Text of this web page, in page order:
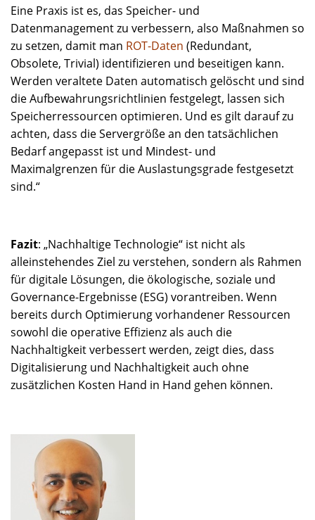
Eine Praxis ist es, das Speicher- und
Datenmanagement zu verbessern, also Maßnahmen so
zu setzen, damit man ROT-Daten (Redundant,
Obsolete, Trivial) identifizieren und beseitigen kann.
Werden veraltete Daten automatisch gelöscht und sind
die Aufbewahrungsrichtlinien festgelegt, lassen sich
Speicherressourcen optimieren. Und es gilt darauf zu
achten, dass die Servergröße an den tatsächlichen
Bedarf angepasst ist und Mindest- und
Maximalgrenzen für die Auslastungsgrade festgesetzt
sind.“
Fazit: „Nachhaltige Technologie“ ist nicht als
alleinstehendes Ziel zu verstehen, sondern als Rahmen
für digitale Lösungen, die ökologische, soziale und
Governance-Ergebnisse (ESG) vorantreiben. Wenn
bereits durch Optimierung vorhandener Ressourcen
sowohl die operative Effizienz als auch die
Nachhaltigkeit verbessert werden, zeigt dies, dass
Digitalisierung und Nachhaltigkeit auch ohne
zusätzlichen Kosten Hand in Hand gehen können.